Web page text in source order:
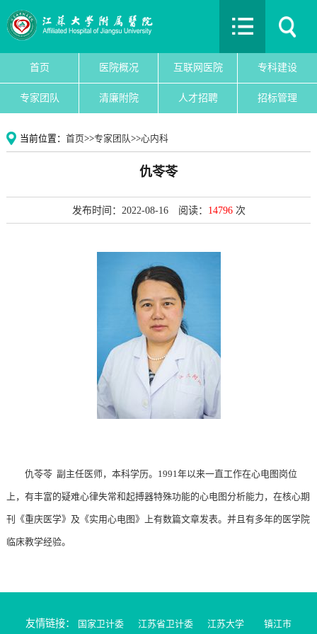
首页 医院概况 互联网医院 专科建设
专家团队 清廉附院 人才招聘 招标管理
当前位置： 首页>>专家团队>>心内科
仇苓苓
发布时间：2022-08-16 阅读： 14796次
仇苓苓 副主任医师，本科学历。1991年以来一直工作在心电图岗位
上，有丰富的疑难心律失常和起搏器特殊功能的心电图分析能力，在核心期
刊《重庆医学》及《实用心电图》上有数篇文章发表。并且有多年的医学院
临床教学经验。
友情链接： 国家卫计委 江苏省卫计委 江苏大学 镇江市
首页
互联网医院
专科建设
党建文化
清廉附院
人才招聘